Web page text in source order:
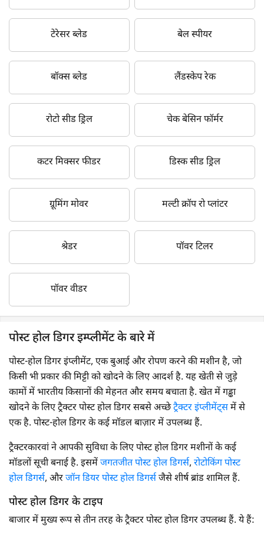
टेरेसर ब्लेड बेल स्पीयर
बॉक्स ब्लेड लैंडस्केप रेक
रोटो सीड ड्रिल चेक बेसिन फॉर्मर
कटर मिक्सर फीडर डिस्क सीड ड्रिल
ग्रूमिंग मोवर मल्टी क्रॉप रो प्लांटर
श्रेडर पॉवर टिलर
पॉवर वीडर
पोस्ट होल डिगर इम्प्लीमेंट के बारे में
पोस्ट-होल डिगर इंप्लीमेंट, एक बुआई और रोपण करने की मशीन है, जो
किसी भी प्रकार की मिट्टी को खोदने के लिए आदर्श है. यह खेती से जुड़े
कामों में भारतीय किसानों की मेहनत और समय बचाता है. खेत में गड्ढा
खोदने के लिए ट्रैक्टर पोस्ट होल डिगर सबसे अच्छेट्रैक्टर इंप्लीमेंट्समें से
एक है. पोस्ट-होल डिगर के कई मॉडल बाज़ार में उपलब्ध हैं.
ट्रैक्टरकारवां ने आपकी सुविधा के लिए पोस्ट होल डिगर मशीनों के कई
मॉडलों सूची बनाई है. इसमेंजगतजीत पोस्ट होल डिगर्स, रोटोकिंग पोस्ट
होल डिगर्स, औरजॉन डियर पोस्ट होल डिगर्सजैसे शीर्ष ब्रांड शामिल हैं.
पोस्ट होल डिगर के टाइप
बाजार में मुख्य रूप से तीन तरह के ट्रैक्टर पोस्ट होल डिगर उपलब्ध हैं. ये हैं: